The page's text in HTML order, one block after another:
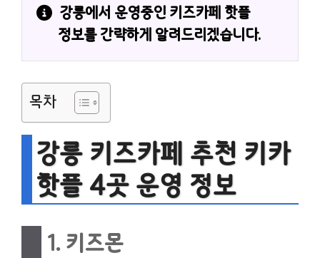
강릉에서 운영중인 키즈카페 핫플
정보를 간략하게 알려드리겠습니다.
목차
강릉 키즈카페 추천 키카
핫플 4곳 운영 정보
1. 키즈몬